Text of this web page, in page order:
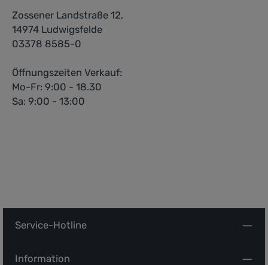
Zossener Landstraße 12,
14974 Ludwigsfelde
03378 8585-0
Öffnungszeiten Verkauf:
Mo-Fr: 9:00 - 18.30
Sa: 9:00 - 13:00
Service-Hotline
Information